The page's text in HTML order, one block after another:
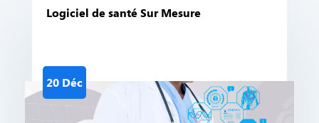
Logiciel de santé Sur Mesure
20 Déc